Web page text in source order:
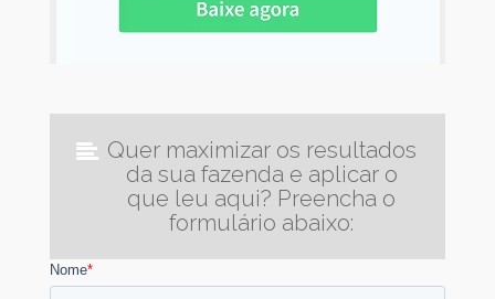
Quer maximizar os resultados
da sua fazenda e aplicar o
que leu aqui? Preencha o
formulário abaixo: